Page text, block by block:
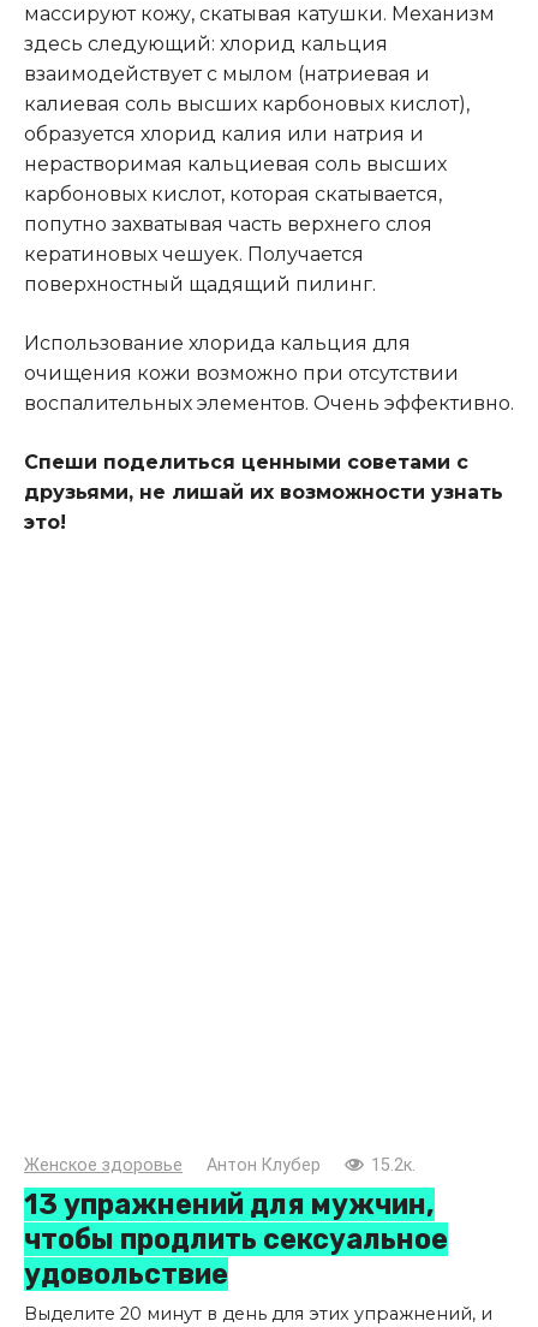
массируют кожу, скатывая катушки. Механизм
здесь следующий: хлорид кальция
взаимодействует с мылом (натриевая и
калиевая соль высших карбоновых кислот),
образуется хлорид калия или натрия и
нерастворимая кальциевая соль высших
карбоновых кислот, которая скатывается,
попутно захватывая часть верхнего слоя
кератиновых чешуек. Получается
поверхностный щадящий пилинг.
Использование хлорида кальция для
очищения кожи возможно при отсутствии
воспалительных элементов. Очень эффективно.
Спеши поделиться ценными советами с
друзьями, не лишай их возможности узнать
это!
Женское здоровье Антон Клубер 15.2к.
13 упражнений для мужчин,
чтобы продлить сексуальное
удовольствие
Выделите 20 минут в день для этих упражнений, и